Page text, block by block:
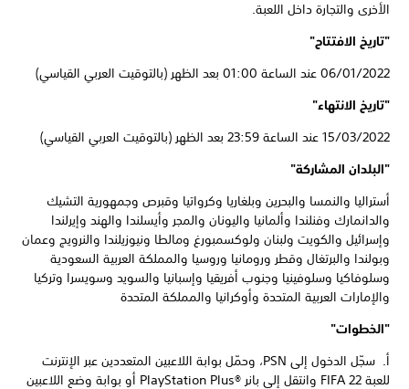
الأخرى والتجارة داخل اللعبة.
"تاريخ الافتتاح"
06/01/2022 عند الساعة 01:00 بعد الظهر (بالتوقيت العربي القياسي)
"تاريخ الانتهاء"
15/03/2022 عند الساعة 23:59 بعد الظهر (بالتوقيت العربي القياسي)
"البلدان المشاركة"
أستراليا والنمسا والبحرين وبلغاريا وكرواتيا وقبرص وجمهورية التشيك
والدانمارك وفنلندا وألمانيا واليونان والمجر وأيسلندا والهند وإيرلندا
وإسرائيل والكويت ولبنان ولوكسمبورغ ومالطا ونيوزيلندا والنرويج وعمان
وبولندا والبرتغال وقطر ورومانيا وروسيا والمملكة العربية السعودية
وسلوفاكيا وسلوفينيا وجنوب أفريقيا وإسبانيا والسويد وسويسرا وتركيا
والإمارات العربية المتحدة وأوكرانيا والمملكة المتحدة
"الخطوات"
أ. سجّل الدخول إلى PSN، وحمّل بوابة اللاعبين المتعددين عبر الإنترنت
للعبة FIFA 22 وانتقل إلى بانر PlayStation Plus®‎ أو بوابة وضع اللاعبين